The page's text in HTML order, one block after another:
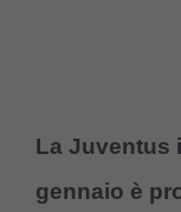
La Juventus
gennaio è